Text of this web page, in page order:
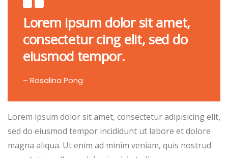
Lorem ipsum dolor sit amet,
consectetur cing elit, sed do
eiusmod tempor.
– Rosalina Pong
Lorem ipsum dolor sit amet, consectetur adipisicing elit,
sed do eiusmod tempor incididunt ut labore et dolore
magna aliqua. Ut enim ad minim veniam, quis nostrud